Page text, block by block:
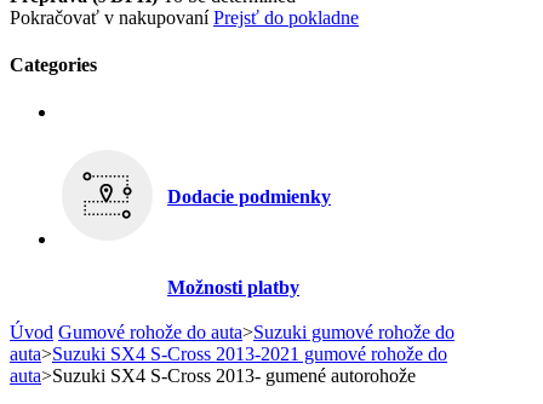
Pokračovať v nakupovaníPrejsť do pokladne
Categories
Dodacie podmienky
Možnosti platby
Úvod Gumové rohože do auta>Suzuki gumové rohože do
auta>Suzuki SX4 S-Cross 2013-2021 gumové rohože do
auta>Suzuki SX4 S-Cross 2013- gumené autorohože